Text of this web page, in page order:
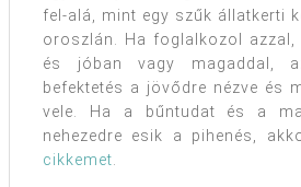
fel-alá, mint egy szűk állatkerti
oroszlán. Ha foglalkozol azzal,
és jóban vagy magaddal,
befektetés a jövődre nézve és
vele. Ha a bűntudat és a
nehezedre esik a pihenés,
cikkemet.